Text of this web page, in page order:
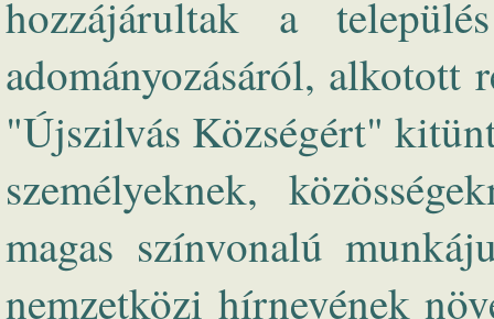
hozzájárultak a
adományozásáról,
"Újszilvás Községért"
személyeknek,
magas színvonalú
nemzetközi hírnevének